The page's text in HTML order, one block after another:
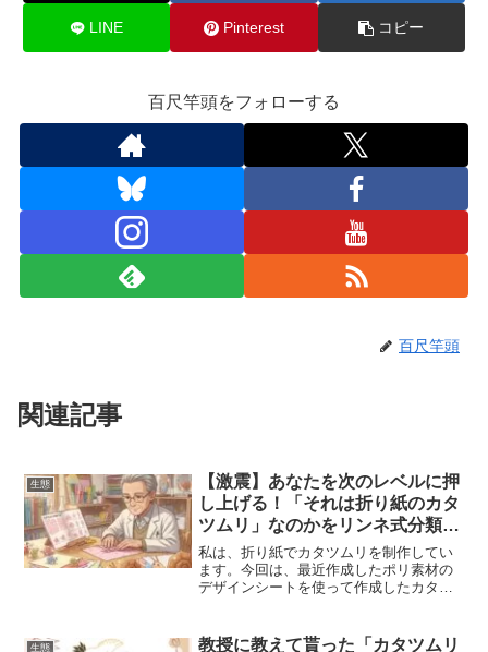
LINE Pinterest コピー
百尺竿頭をフォローする
百尺竿頭
関連記事
生態
【激震】あなたを次のレベルに押
し上げる！「それは折り紙のカタ
ツムリ」なのかをリンネ式分類で
考察する🤔
私は、折り紙でカタツムリを制作してい
ます。今回は、最近作成したポリ素材の
デザインシートを使って作成したカタツ
生態
教授に教えて貰った「カタツムリ